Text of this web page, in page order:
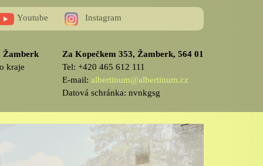
Youtube Instagram
Za Kopečkem 353, Žamberk, 564 01
Tel: +420 465 612 111
E-mail:albertinum@albertinum.cz
Datová schránka: nvnkgsg
Žamberk
kraje